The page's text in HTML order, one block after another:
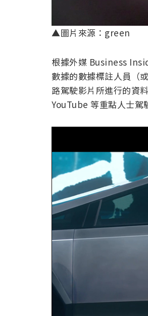
▲圖片來源：green
根據外媒 Business
數據的數據標註人員（
路駕駛影片所進行的資
YouTube 等重點人士駕